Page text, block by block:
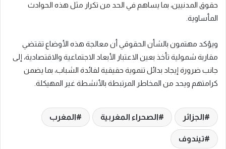
حقوق المدنيين، بما يساهم في الحد من تكرار مثل هذه الحوادث
المأساوية.
ويؤكد مهتمون بالشأن الحقوقي أن معالجة هذه الأوضاع تقتضي
مقاربة شمولية تأخذ بعين الاعتبار الأبعاد الاجتماعية والاقتصادية، إلى
جانب ضرورة إيجاد بدائل تنموية حقيقية لفائدة الشباب، بما يضمن
كرامتهم ويحد من المخاطر المرتبطة بالأنشطة غير المهيكلة.
الجزائر الصحراء المغربية المغرب
تيندوف